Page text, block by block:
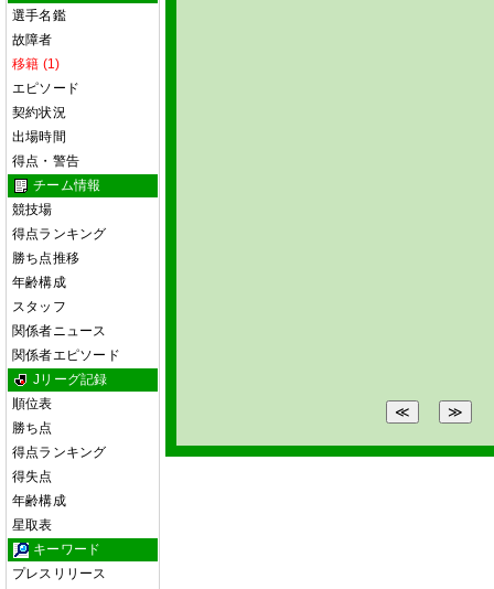
選手名鑑
故障者
移籍 (1)
エピソード
契約状況
出場時間
得点・警告
チーム情報
競技場
得点ランキング
勝ち点推移
年齢構成
スタッフ
関係者ニュース
関係者エピソード
Jリーグ記録
順位表
勝ち点
得点ランキング
得失点
年齢構成
星取表
キーワード
プレスリリース